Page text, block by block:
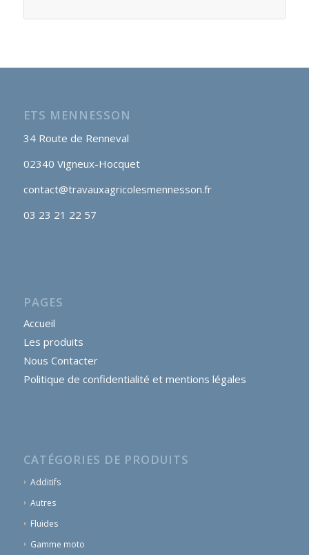
ETS MENNESSON
34 Route de Renneval
02340 Vigneux-Hocquet
contact@travauxagricolesmennesson.fr
03 23 21 22 57
PAGES
Accueil
Les produits
Nous Contacter
Politique de confidentialité et mentions légales
CATÉGORIES DE PRODUITS
Additifs
Autres
Fluides
Gamme moto